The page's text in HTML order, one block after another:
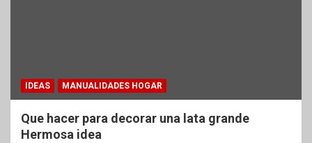
IDEAS MANUALIDADES HOGAR
Que hacer para decorar una lata grande
Hermosa idea